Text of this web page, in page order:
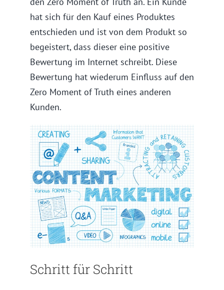
hat sich für den Kauf eines Produktes
entschieden und ist von dem Produkt so
begeistert, dass dieser eine positive
Bewertung im Internet schreibt. Diese
Bewertung hat wiederum Einfluss auf den
Zero Moment of Truth eines anderen
Kunden.
Schritt für Schritt